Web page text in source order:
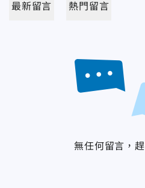
最新留言 熱門留言
無任何留言，趕